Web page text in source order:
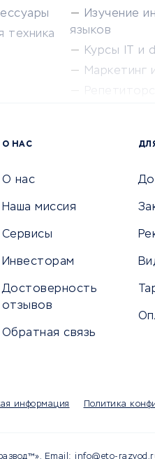
техника
Изучение
языков
Курсы IT и
Маркетинг
Университеты
Покупка
Санатории
Авиакомпании
О НАС
О нас
Наша миссия
Сервисы
Инвесторам
Достоверность
отзывов
Обратная связь
информация Политика
Email: info@eto-